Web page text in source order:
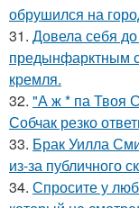
обрушился на
31. Довела себя до
предынфарктным
кремля.
32. "А ж * па Твоя
Собчак резко
33. Брак Уилла
из-за публичного
34. Спросите у